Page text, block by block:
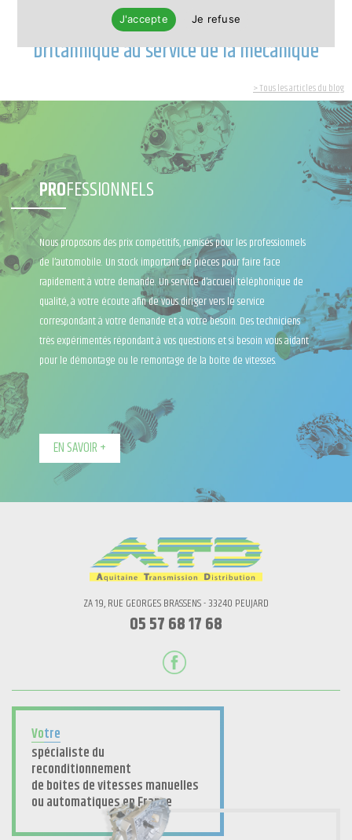
Jaguar Type E V12 : l’élégance
britannique au service de la mécanique
> Tous les articles du blog
PROFESSIONNELS
Nous proposons des prix compétitifs, remisés pour les professionnels
de l’automobile. Un stock important de pièces pour faire face
rapidement à votre demande. Un service d’accueil téléphonique de
qualité, à votre écoute afin de vous diriger vers le service
correspondant à votre demande et à votre besoin. Des techniciens
très expérimentés répondant à vos questions et si besoin vous aidant
pour le démontage ou le remontage de la boite de vitesses.
EN SAVOIR +
ZA 19, RUE GEORGES BRASSENS - 33240 PEUJARD
05 57 68 17 68
Votre
spécialiste du
reconditionnement
de boites de vitesses manuelles
ou automatiques en France
J'accepte Je refuse